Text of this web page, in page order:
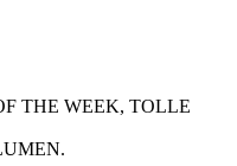
THE WEEK, TOLLE